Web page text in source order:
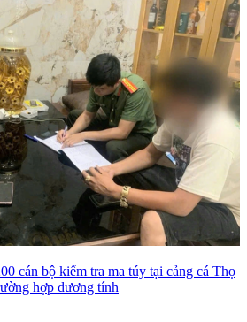
cán bộ kiểm tra ma túy tại cảng cá Thọ
hợp dương tính